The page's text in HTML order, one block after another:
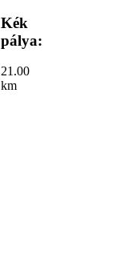
Kék
pálya:
21.00
km